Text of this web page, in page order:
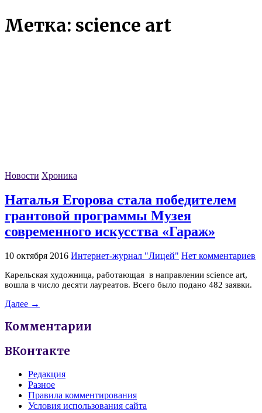
Метка: science art
Новости Хроника
Наталья Егорова стала победителем
грантовой программы Музея
современного искусства «Гараж»
10 октября 2016 Интернет-журнал "Лицей" Нет комментариев
Карельская художница, работающая в направлении science art,
вошла в число десяти лауреатов. Всего было подано 482 заявки.
Далее →
Комментарии
ВКонтакте
Редакция
Разное
Правила комментирования
Условия использования сайта